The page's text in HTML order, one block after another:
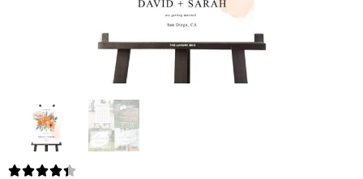
